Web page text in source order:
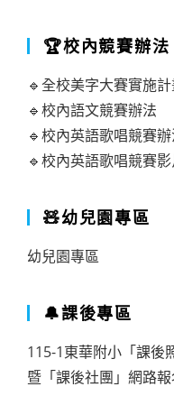
🏆校內競賽辦法
🔹全校美字大賽實施
🔹校內語文競賽辦法
🔹校內英語歌唱競賽
🔹校內英語歌唱競賽影
🧸幼兒園專區
幼兒園專區
🔔課後專區
115-1東華附小「課後
暨「課後社團」網路報